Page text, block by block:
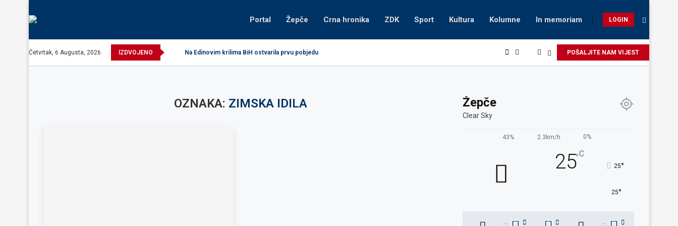
Portal Žepče Crna hronika ZDK Sport Kultura Kolumne In memoriam LOGIN
Četvrtak, 6 Augusta, 2026 IZDVOJENO Na Edinovim krilima BiH ostvarila prvu pobjedu POŠALJITE NAM VIJEST
OZNAKA: ZIMSKA IDILA Žepče
Clear Sky
43% 2.3km/h 0%
25°C
25°
25°